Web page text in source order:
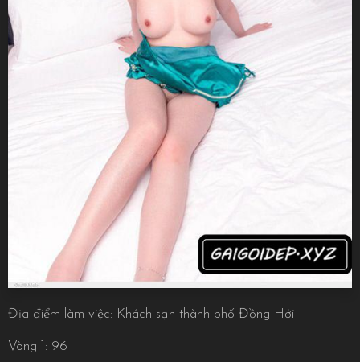
Địa điểm làm việc: Khách sạn thành phố Đồng Hới
Vòng 1: 96